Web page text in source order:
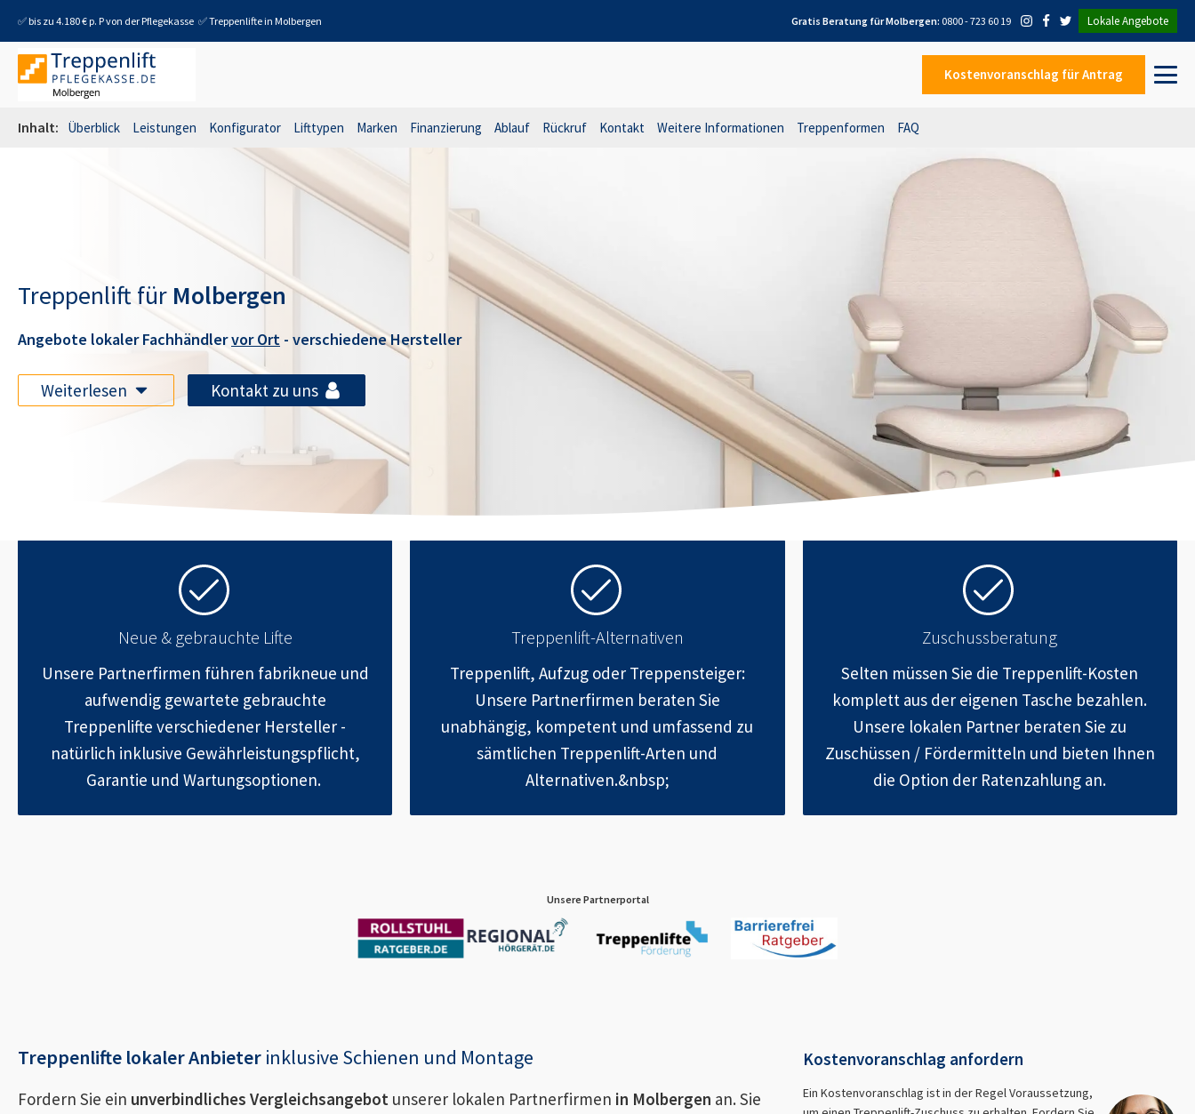
✅ bis zu 4.180 € p. P von der Pflegekasse ✅ Treppenlifte in Molbergen Gratis Beratung fürMolbergen: 0800 - 723 60 19 Lokale Angebote
Kostenvoranschlag für Antrag
Inhalt: Überblick Leistungen Konfigurator Lifttypen Marken Finanzierung Ablauf Rückruf Kontakt Weitere Informationen Treppenformen FAQ
Treppenlift für Molbergen
Angebote lokaler Fachhändlervor Ort - verschiedene Hersteller
Weiterlesen Kontakt zu uns
Neue & gebrauchte Lifte
Unsere Partnerfirmen führen fabrikneue und
aufwendig gewartete gebrauchte
Treppenlifte verschiedener Hersteller -
natürlich inklusive Gewährleistungspflicht,
Garantie und Wartungsoptionen.
Treppenlift-Alternativen
Treppenlift, Aufzug oder Treppensteiger:
Unsere Partnerfirmen beraten Sie
unabhängig, kompetent und umfassend zu
sämtlichen Treppenlift-Arten und
Alternativen.&nbsp;
Zuschussberatung
Selten müssen Sie die Treppenlift-Kosten
komplett aus der eigenen Tasche bezahlen.
Unsere lokalen Partner beraten Sie zu
Zuschüssen / Fördermitteln und bieten Ihnen
die Option der Ratenzahlung an.
Unsere Partnerportal
Treppenlifte lokaler Anbieter inklusive Schienen und Montage
Fordern Sie ein unverbindliches Vergleichsangebot unserer lokalen Partnerfirmen in Molbergen an. Sie
Kostenvoranschlag anfordern
Ein Kostenvoranschlag ist in der Regel Voraussetzung,